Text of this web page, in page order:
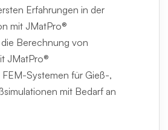
Erfahrungen in der
mit JMatPro®
Berechnung von
JMatPro®
Systemen für Gieß-,
mit Bedarf an